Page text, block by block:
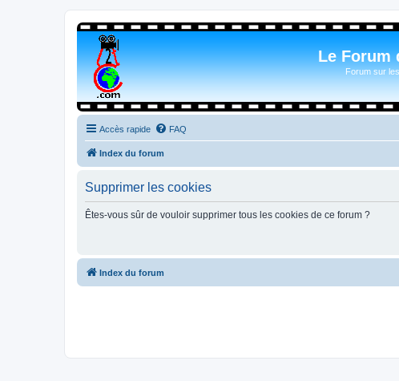
Le Forum
Forum sur
Accès rapide FAQ
Index du forum
Supprimer les cookies
Êtes-vous sûr de vouloir supprimer tous les cookies de ce forum ?
Index du forum